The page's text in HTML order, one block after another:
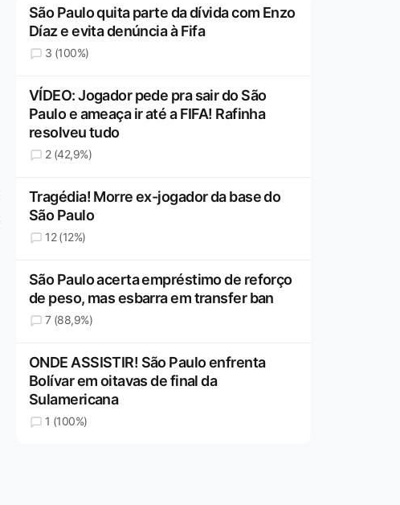
São Paulo quita parte da dívida com Enzo
Díaz e evita denúncia à Fifa
3 (100%)
VÍDEO: Jogador pede pra sair do São
Paulo e ameaça ir até a FIFA! Rafinha
resolveu tudo
2 (42,9%)
Tragédia! Morre ex-jogador da base do
São Paulo
12 (12%)
São Paulo acerta empréstimo de reforço
de peso, mas esbarra em transfer ban
7 (88,9%)
ONDE ASSISTIR! São Paulo enfrenta
Bolívar em oitavas de final da
Sulamericana
1 (100%)